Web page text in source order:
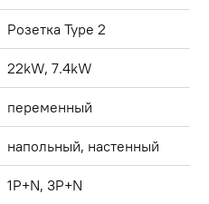
Розетка Type 2
22kW, 7.4kW
переменный
напольный, настенный
1P+N, 3P+N